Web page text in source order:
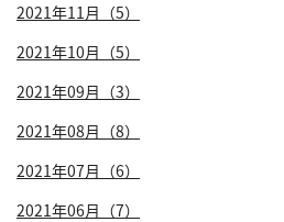
2021年11月（5）
2021年10月（5）
2021年09月（3）
2021年08月（8）
2021年07月（6）
2021年06月（7）